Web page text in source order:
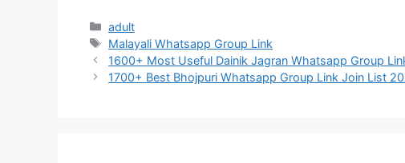
Categories
adult
Tags
Malayali Whatsapp Group Link
Post
navigation
1600+ Most Useful Dainik Jagran Whatsapp Group
1700+ Best Bhojpuri Whatsapp Group Link Join List